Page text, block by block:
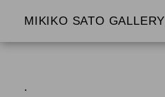
MIKIKO SATO GALLERY
.